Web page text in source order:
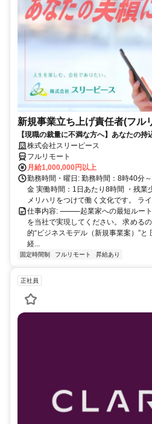
新規事業立ち上げ責任者(フル
【現職の裁量に不満な方へ】あなたの
短6ヶ月で共同経営者の道へ
株式会社スリーピース
フルリモート
月給1,000,000円以上
勤務時間・曜日: 勤務時間：8時40分
金 実働時間：1日あたり8時間 ・残業
メリハリをつけて働く文化です。 ラ
仕事内容: ⸻起業家への最短ルー
を当社で実現してください。 求める
的“ビジネスモデル（新規事業案）”と
経...
固定時間制 フルリモート 昇給あり
正社員